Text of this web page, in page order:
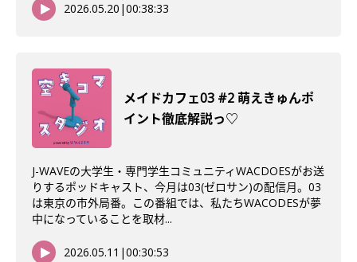
2026.05.20 |00:38:33
メイドカフェ03 #2 萌えきゅんポ
イント徹底解説っ♡
J-WAVEの大学生・専門学生コミュニティWACDOESがお送
りするポッドキャスト、今月は03(ゼロサン)の配信月。03
は東京の市外局番。この番組では、私たちWACODESが夢
中になっていることを取材...
2026.05.11 |00:30:53